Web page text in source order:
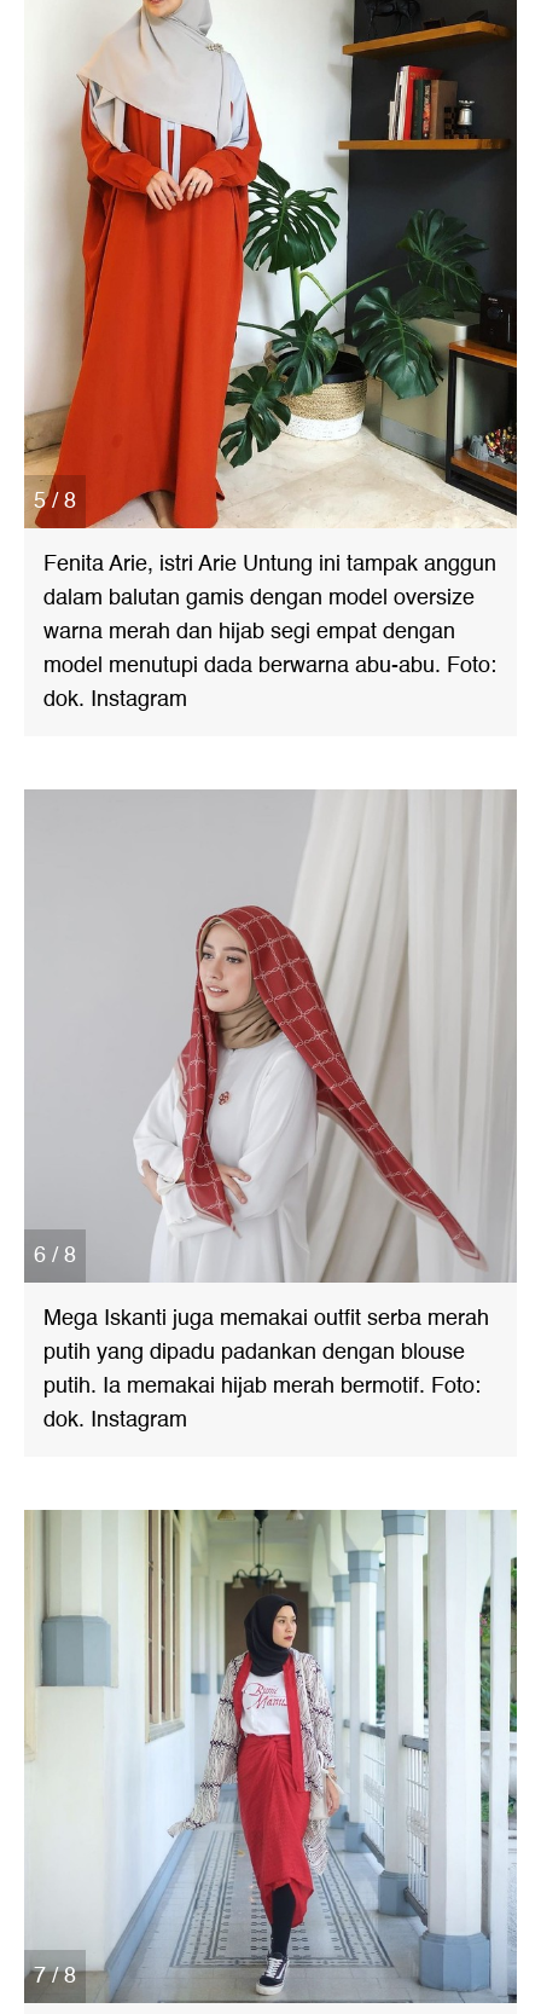
5 / 8
Fenita Arie, istri Arie Untung ini tampak anggun
dalam balutan gamis dengan model oversize
warna merah dan hijab segi empat dengan
model menutupi dada berwarna abu-abu. Foto:
dok. Instagram
6 / 8
Mega Iskanti juga memakai outfit serba merah
putih yang dipadu padankan dengan blouse
putih. Ia memakai hijab merah bermotif. Foto:
dok. Instagram
7 / 8